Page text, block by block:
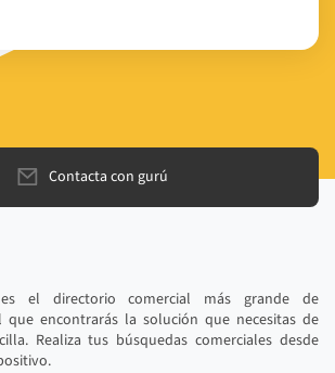
Contacta con gurú
es el directorio comercial más grande de
que encontrarás la solución que necesitas de
Realiza tus búsquedas comerciales desde